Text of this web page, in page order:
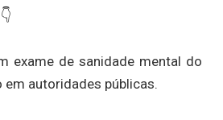
exame de sanidade mental do
autoridades públicas.